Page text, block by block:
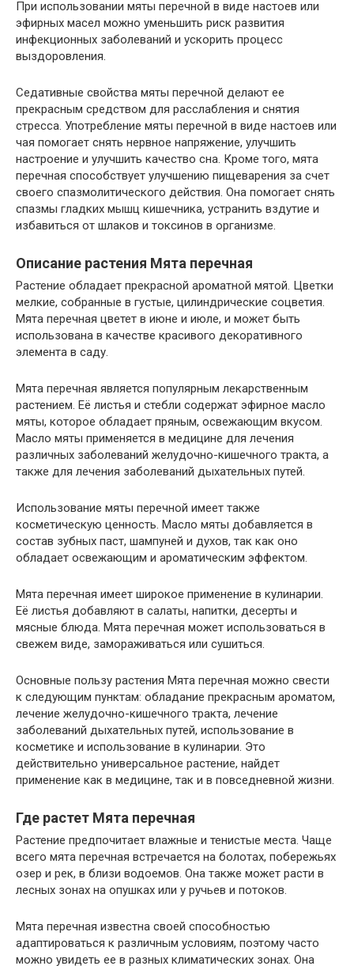
При использовании мяты перечной в виде настоев или
эфирных масел можно уменьшить риск развития
инфекционных заболеваний и ускорить процесс
выздоровления.
Седативные свойства мяты перечной делают ее
прекрасным средством для расслабления и снятия
стресса. Употребление мяты перечной в виде настоев или
чая помогает снять нервное напряжение, улучшить
настроение и улучшить качество сна. Кроме того, мята
перечная способствует улучшению пищеварения за счет
своего спазмолитического действия. Она помогает снять
спазмы гладких мышц кишечника, устранить вздутие и
избавиться от шлаков и токсинов в организме.
Описание растения Мята перечная
Растение обладает прекрасной ароматной мятой. Цветки
мелкие, собранные в густые, цилиндрические соцветия.
Мята перечная цветет в июне и июле, и может быть
использована в качестве красивого декоративного
элемента в саду.
Мята перечная является популярным лекарственным
растением. Её листья и стебли содержат эфирное масло
мяты, которое обладает пряным, освежающим вкусом.
Масло мяты применяется в медицине для лечения
различных заболеваний желудочно-кишечного тракта, а
также для лечения заболеваний дыхательных путей.
Использование мяты перечной имеет также
косметическую ценность. Масло мяты добавляется в
состав зубных паст, шампуней и духов, так как оно
обладает освежающим и ароматическим эффектом.
Мята перечная имеет широкое применение в кулинарии.
Её листья добавляют в салаты, напитки, десерты и
мясные блюда. Мята перечная может использоваться в
свежем виде, замораживаться или сушиться.
Основные пользу растения Мята перечная можно свести
к следующим пунктам: обладание прекрасным ароматом,
лечение желудочно-кишечного тракта, лечение
заболеваний дыхательных путей, использование в
косметике и использование в кулинарии. Это
действительно универсальное растение, найдет
применение как в медицине, так и в повседневной жизни.
Где растет Мята перечная
Растение предпочитает влажные и тенистые места. Чаще
всего мята перечная встречается на болотах, побережьях
озер и рек, в близи водоемов. Она также может расти в
лесных зонах на опушках или у ручьев и потоков.
Мята перечная известна своей способностью
адаптироваться к различным условиям, поэтому часто
можно увидеть ее в разных климатических зонах. Она